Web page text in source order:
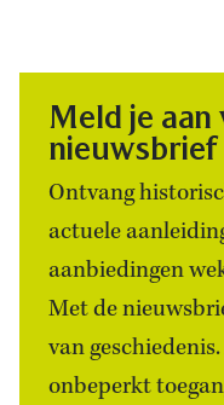
Meld je aan
nieuwsbrief
Ontvang
actuele
aanbiedingen
Met de
van
onbeperkt